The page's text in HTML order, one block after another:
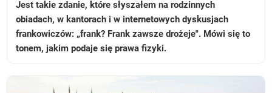
Jest takie zdanie, które słyszałem na rodzinnych
obiadach, w kantorach i w internetowych dyskusjach
frankowiczów: „frank? Frank zawsze drożeje". Mówi się to
tonem, jakim podaje się prawa fizyki.